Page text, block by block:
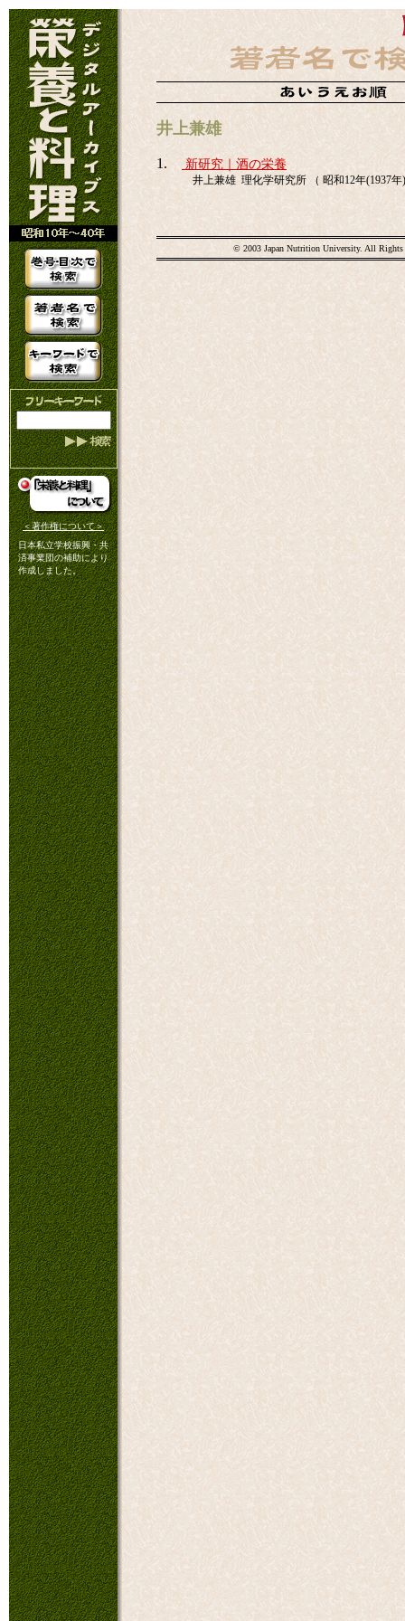
＜著作権について＞
日本私立学校振興・共
済事業団の補助により
作成しました。
井上兼雄
1. 新研究｜酒の栄養
井上兼雄 理化学研究所 （ 昭和12年(1937
© 2003 Japan Nutrition University. All Rights